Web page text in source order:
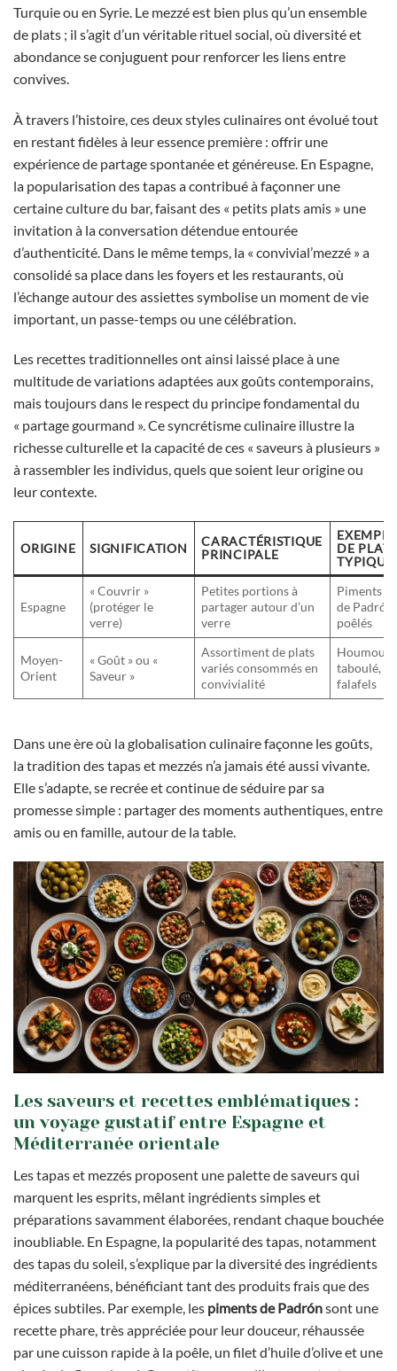
Turquie ou en Syrie. Le mezzé est bien plus qu’un ensemble
de plats ; il s’agit d’un véritable rituel social, où diversité et
abondance se conjuguent pour renforcer les liens entre
convives.
À travers l’histoire, ces deux styles culinaires ont évolué tout
en restant fidèles à leur essence première : offrir une
expérience de partage spontanée et généreuse. En Espagne,
la popularisation des tapas a contribué à façonner une
certaine culture du bar, faisant des « petits plats amis » une
invitation à la conversation détendue entourée
d’authenticité. Dans le même temps, la « convivial’mezzé » a
consolidé sa place dans les foyers et les restaurants, où
l’échange autour des assiettes symbolise un moment de vie
important, un passe-temps ou une célébration.
Les recettes traditionnelles ont ainsi laissé place à une
multitude de variations adaptées aux goûts contemporains,
mais toujours dans le respect du principe fondamental du
« partage gourmand ». Ce syncrétisme culinaire illustre la
richesse culturelle et la capacité de ces « saveurs à plusieurs »
à rassembler les individus, quels que soient leur origine ou
leur contexte.
ORIGINE SIGNIFICATION
CARACTÉRISTIQUE
PRINCIPALE
EXEMPLE
DE PLAT
TYPIQUE
Espagne
« Couvrir »
(protéger le
verre)
Petites portions à
partager autour d’un
verre
Piments
de Padrón
poêlés
Moyen-
Orient
« Goût » ou «
Saveur »
Assortiment de plats
variés consommés en
convivialité
Houmous,
taboulé,
falafels
Dans une ère où la globalisation culinaire façonne les goûts,
la tradition des tapas et mezzés n’a jamais été aussi vivante.
Elle s’adapte, se recrée et continue de séduire par sa
promesse simple : partager des moments authentiques, entre
amis ou en famille, autour de la table.
Les saveurs et recettes emblématiques :
un voyage gustatif entre Espagne et
Méditerranée orientale
Les tapas et mezzés proposent une palette de saveurs qui
marquent les esprits, mêlant ingrédients simples et
préparations savamment élaborées, rendant chaque bouchée
inoubliable. En Espagne, la popularité des tapas, notamment
des tapas du soleil, s’explique par la diversité des ingrédients
méditerranéens, bénéficiant tant des produits frais que des
épices subtiles. Par exemple, les piments de Padrónsont une
recette phare, très appréciée pour leur douceur, réhaussée
par une cuisson rapide à la poêle, un filet d’huile d’olive et une